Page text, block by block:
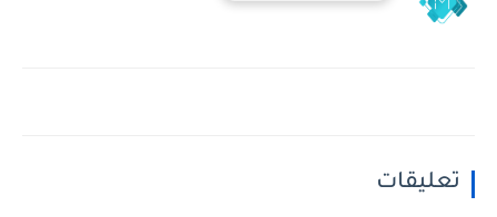
تعليقات